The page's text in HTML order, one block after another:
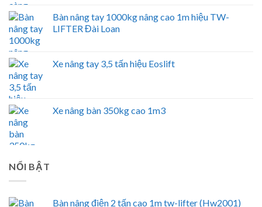
Bàn nâng tay 1000kg nâng cao 1m hiệu TW-
LIFTER Đài Loan
Xe nâng tay 3,5 tấn hiệu Eoslift
Xe nâng bàn 350kg cao 1m3
NỔI BẬT
Bàn nâng điện 2 tấn cao 1m tw-lifter (Hw2001)